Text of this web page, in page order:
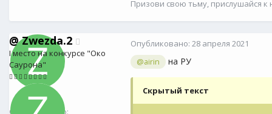
Призови свою тьму, прислушайся к
@ Zwezda.2
Опубликовано:
@Zwezda.2
I место на конкурсе "Око
Саурона"
Опубликовано: 28 апреля 2021
@airin на РУ
Скрытый текст